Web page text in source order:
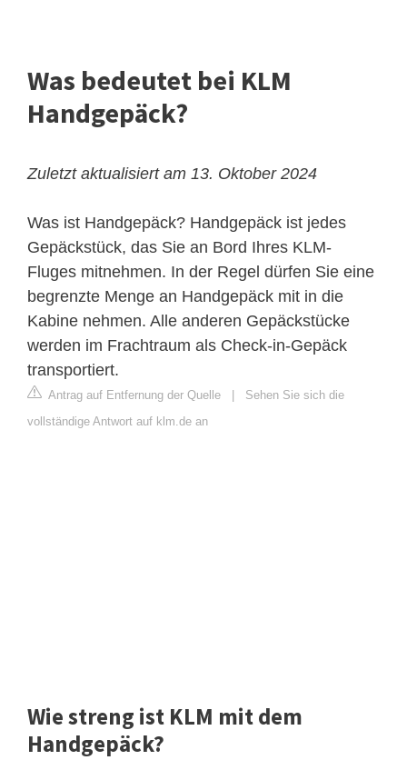
Was bedeutet bei KLM
Handgepäck?
Zuletzt aktualisiert am 13. Oktober 2024
Was ist Handgepäck? Handgepäck ist jedes
Gepäckstück, das Sie an Bord Ihres KLM-
Fluges mitnehmen. In der Regel dürfen Sie eine
begrenzte Menge an Handgepäck mit in die
Kabine nehmen. Alle anderen Gepäckstücke
werden im Frachtraum als Check-in-Gepäck
transportiert.
Antrag auf Entfernung der Quelle
Sehen Sie sich die
vollständige Antwort auf klm.de an
Wie streng ist KLM mit dem
Handgepäck?